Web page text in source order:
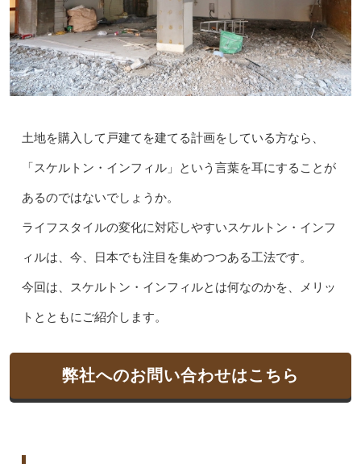
土地を購入して戸建てを建てる計画をしている方なら、
「スケルトン・インフィル」という言葉を耳にすることが
あるのではないでしょうか。
ライフスタイルの変化に対応しやすいスケルトン・インフ
ィルは、今、日本でも注目を集めつつある工法です。
今回は、スケルトン・インフィルとは何なのかを、メリッ
トとともにご紹介します。
弊社へのお問い合わせはこちら